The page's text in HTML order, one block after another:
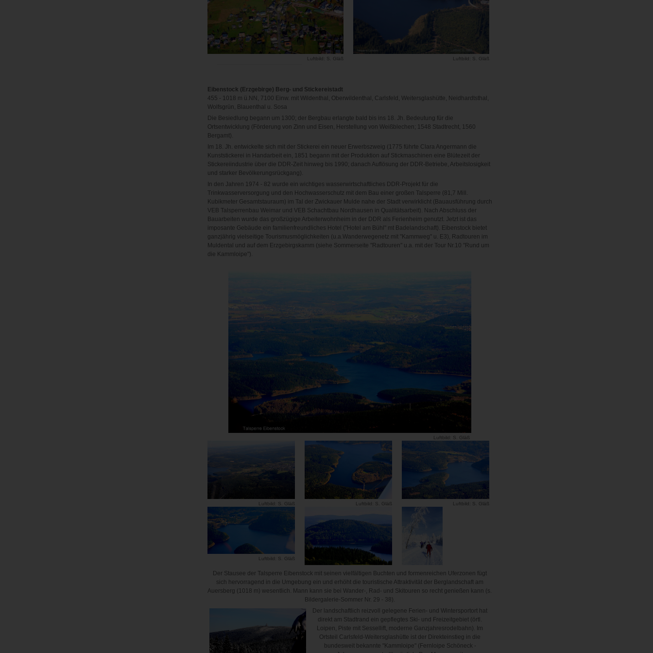
Luftbild: S. Gläß Luftbild: S. Gläß
Eibenstock (Erzgebirge) Berg- und Stickereistadt
455 - 1018 m ü.NN, 7100 Einw. mit Wildenthal, Oberwildenthal, Carlsfeld, Weitersglashütte, Neidhardtsthal,
Wolfsgrün, Blauenthal u. Sosa
Die Besiedlung begann um 1300; der Bergbau erlangte bald bis ins 18. Jh. Bedeutung für die
Ortsentwicklung (Förderung von Zinn und Eisen, Herstellung von Weißblechen; 1548 Stadtrecht, 1560
Bergamt).
Im 18. Jh. entwickelte sich mit der Stickerei ein neuer Erwerbszweig (1775 führte Clara Angermann die
Kunststickerei in Handarbeit ein, 1851 begann mit der Produktion auf Stickmaschinen eine Blütezeit der
Stickereiindustrie über die DDR-Zeit hinweg bis 1990; danach Auflösung der DDR-Betriebe, Arbeitslosigkeit
und starker Bevölkerungsrückgang).
In den Jahren 1974 - 82 wurde ein wichtiges wasserwirtschaftliches DDR-Projekt für die
Trinkwasserversorgung und den Hochwasserschutz mit dem Bau einer großen Talsperre (81,7 Mill.
Kubikmeter Gesamtstauraum) im Tal der Zwickauer Mulde nahe der Stadt verwirklicht (Bauausführung durch
VEB Talsperrenbau Weimar und VEB Schachtbau Nordhausen in Qualitätsarbeit). Nach Abschluss der
Bauarbeiten wurde das großzügige Arbeiterwohnheim in der DDR als Ferienheim genutzt. Jetzt ist das
imposante Gebäude ein familienfreundliches Hotel ("Hotel am Bühl" mt Badelandschaft). Eibenstock bietet
ganzjährig vielseitige Tourismusmöglichkeiten (u.a.Wanderwegenetz mit "Kammweg" u. E3), Radtouren im
Muldental und auf dem Erzgebirgskamm (siehe Sommerseite "Radtouren" u.a. mit der Tour Nr.10 "Rund um
die Kammloipe").
Luftbild: S. Gläß
Luftbild: S. Gläß Luftbild: S. Gläß Luftbild: S. Gläß
Luftbild: S. Gläß
Der Stausee der Talsperre Eibenstock mit seinen vielfältigen Buchten und formenreichen Uferzonen fügt
sich hervorragend in die Umgebung ein und erhöht die touristische Attraktivität der Berglandschaft am
Auersberg (1018 m) wesentlich. Mann kann sie bei Wander-, Rad- und Skitouren so recht genießen kann (s.
Bildergalerie-Sommer Nr. 29 - 38).
Der landschaftlich reizvoll gelegene Ferien- und Wintersportort hat
direkt am Stadtrand ein gepflegtes Ski- und Freizeitgebiet (örtl.
Loipen, Piste mit Sessellift, moderne Ganzjahresrodelbahn). Im
Ortsteil Carlsfeld-Weitersglashütte ist der Direkteinstieg in die
bundesweit bekannte "Kammloipe" (Fernloipe Schöneck -